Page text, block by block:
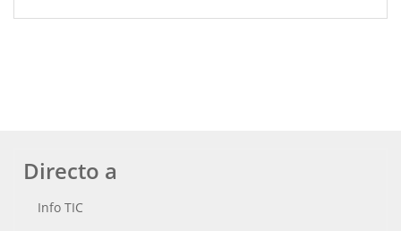
Directo a
Info TIC